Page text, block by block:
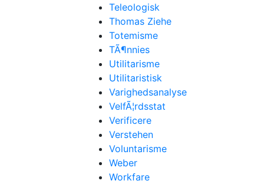
Teleologisk
Thomas Ziehe
Totemisme
TÃ¶nnies
Utilitarisme
Utilitaristisk
Varighedsanalyse
VelfÃ¦rdsstat
Verificere
Verstehen
Voluntarisme
Weber
Workfare